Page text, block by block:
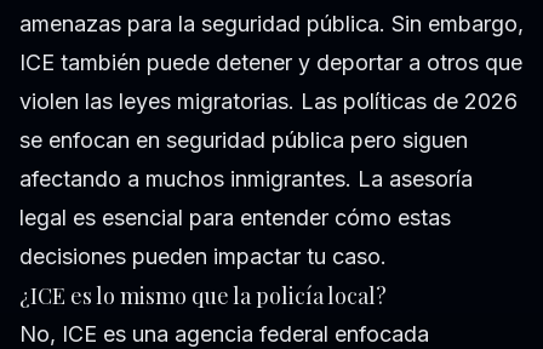
amenazas para la seguridad pública. Sin embargo,
ICE también puede detener y deportar a otros que
violen las leyes migratorias. Las políticas de 2026
se enfocan en seguridad pública pero siguen
afectando a muchos inmigrantes. La asesoría
legal es esencial para entender cómo estas
decisiones pueden impactar tu caso.
¿ICE es lo mismo que la policía local?
No, ICE es una agencia federal enfocada